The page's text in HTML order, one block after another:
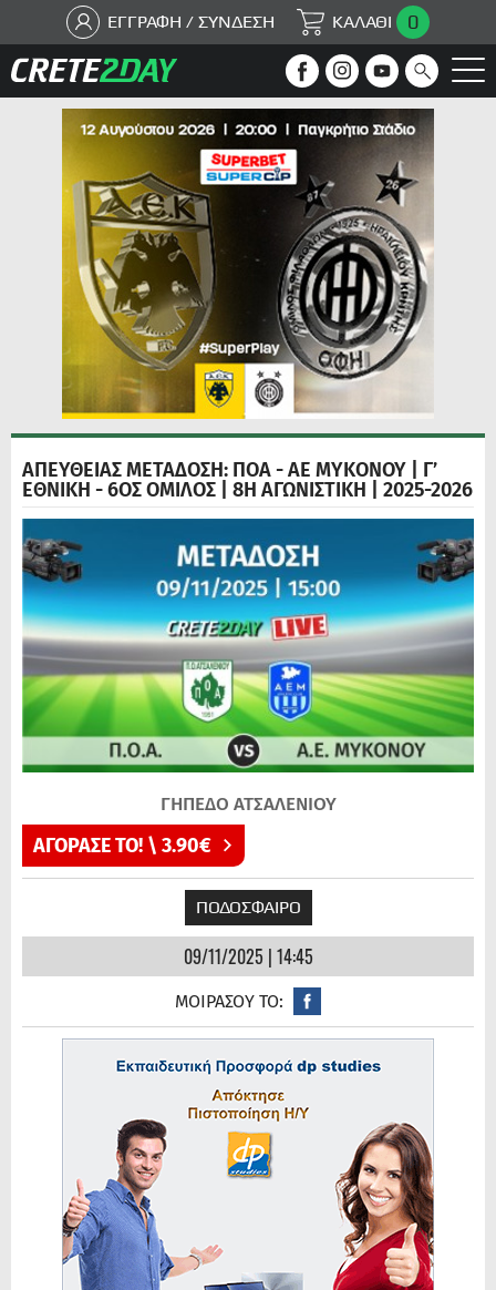
ΕΓΓΡΑΦΗ / ΣΥΝΔΕΣΗ ΚΑΛΑΘΙ 0
ΑΠΕΥΘΕΙΑΣ ΜΕΤΑΔΟΣΗ: ΠΟΑ - ΑΕ ΜΥΚΟΝΟΥ | Γ’
ΕΘΝΙΚΗ - 6ΟΣ ΟΜΙΛΟΣ | 8Η ΑΓΩΝΙΣΤΙΚΗ | 2025-2026
ΓΗΠΕΔΟ ΑΤΣΑΛΕΝΙΟΥ
ΑΓΟΡΑΣΕ ΤΟ! \ 3.90€
ΠΟΔΟΣΦΑΙΡΟ
09/11/2025 | 14:45
ΜΟΙΡΑΣΟΥ ΤΟ: